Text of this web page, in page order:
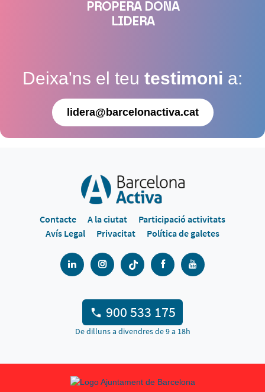
PROPERA DONA
LIDERA
Deixa'ns el teu testimoni a:
lidera@barcelonactiva.cat
Contacte A la ciutat
Participació activitats
Avís Legal
Privacitat Política de galetes
900 533 175
De dilluns a divendres de 9 a 18h